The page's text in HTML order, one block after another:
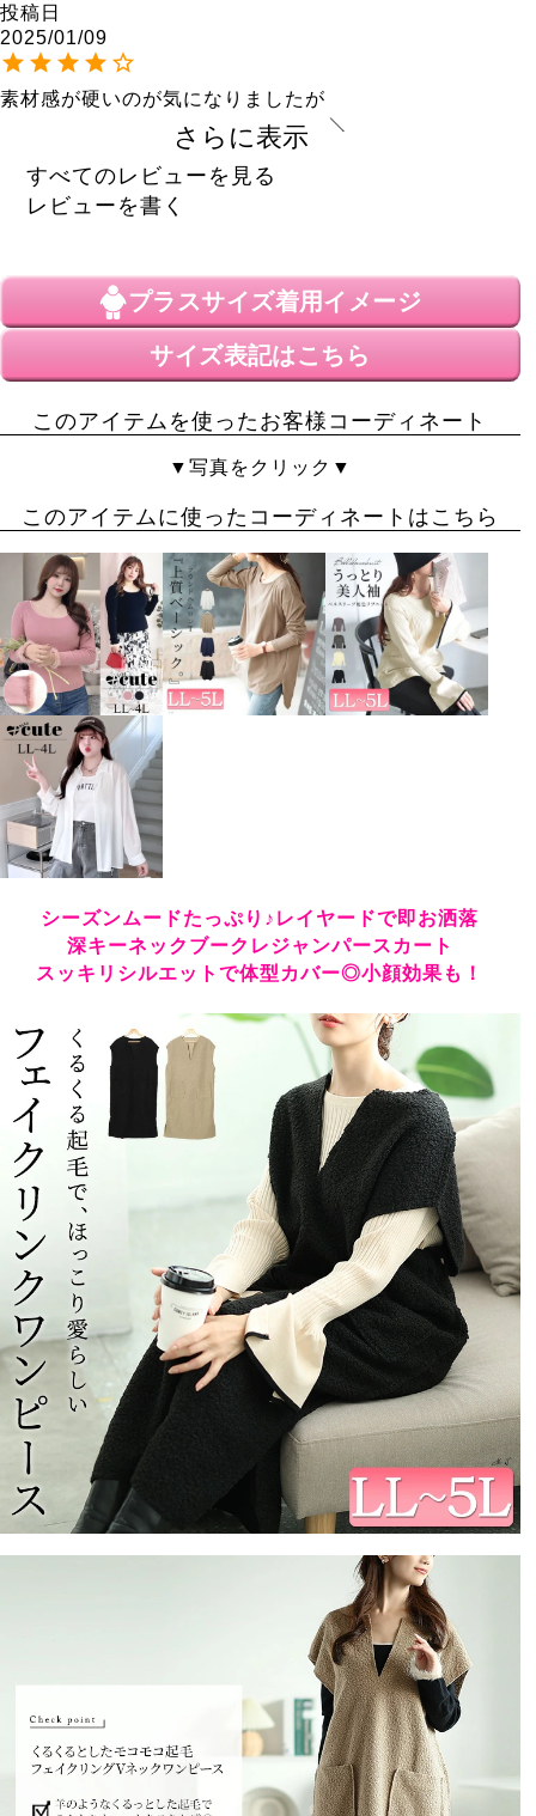
投稿日
2025/01/09
素材感が硬いのが気になりましたが
形や丈感は良かったです。さらに表示
すべてのレビューを見る
レビューを書く
プラスサイズ着用イメージ
サイズ表記はこちら
このアイテムを使ったお客様コーディネート
▼写真をクリック▼
このアイテムに使ったコーディネートはこちら
シーズンムードたっぷり♪レイヤードで即お洒落
深キーネックブークレジャンパースカート
スッキリシルエットで体型カバー◎小顔効果も！